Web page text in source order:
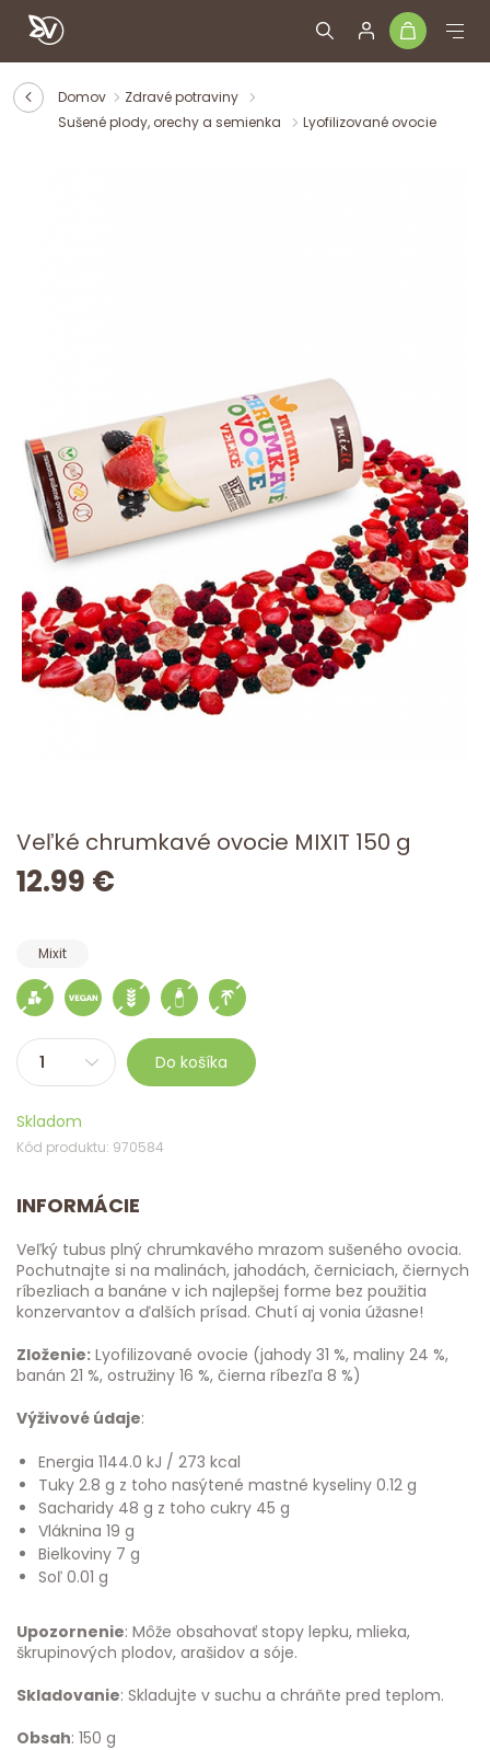
Domov
Zdravé potraviny
Sušené plody, orechy a semienka
Lyofilizované ovocie
Veľké chrumkavé ovocie MIXIT 150 g
12.99 €
Mixit
Do košíka
Skladom
Kód produktu: 970584
INFORMÁCIE
Veľký tubus plný chrumkavého mrazom sušeného ovocia.
Pochutnajte si na malinách, jahodách, černiciach, čiernych
ríbezliach a banáne v ich najlepšej forme bez použitia
konzervantov a ďalších prísad. Chutí aj vonia úžasne!
Zloženie: Lyofilizované ovocie (jahody 31 %, maliny 24 %,
banán 21 %, ostružiny 16 %, čierna ríbezľa 8 %)
Výživové údaje:
Energia 1144.0 kJ / 273 kcal
Tuky 2.8 g z toho nasýtené mastné kyseliny 0.12 g
Sacharidy 48 g z toho cukry 45 g
Vláknina 19 g
Bielkoviny 7 g
Soľ 0.01 g
Upozornenie: Môže obsahovať stopy lepku, mlieka,
škrupinových plodov, arašidov a sóje.
Skladovanie: Skladujte v suchu a chráňte pred teplom.
Obsah: 150 g